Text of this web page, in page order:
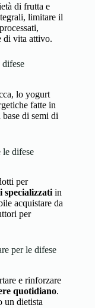
di frutta e
limitare il
di vita attivo.
difese
lo yogurt
fatte in
di semi di
le difese
per
specializzati in
acquistare da
per
per le difese
e rinforzare
quotidiano.
un dietista